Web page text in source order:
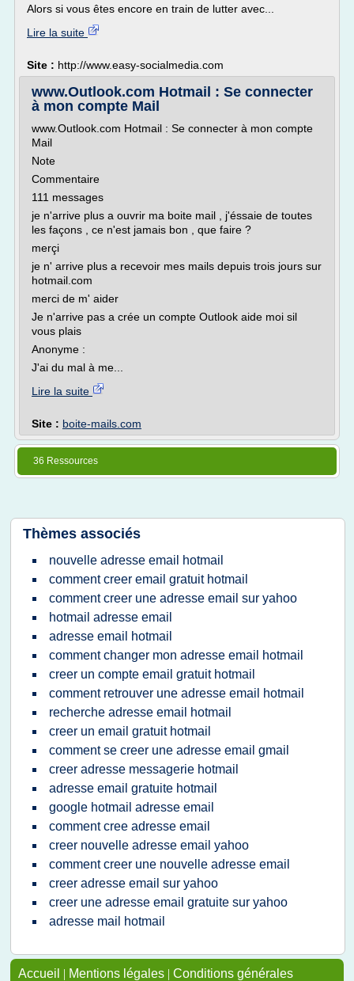
Alors si vous êtes encore en train de lutter avec...
Lire la suite
Site : http://www.easy-socialmedia.com
www.Outlook.com Hotmail : Se connecter
à mon compte Mail
www.Outlook.com Hotmail : Se connecter à mon compte
Mail
Note
Commentaire
111 messages
je n'arrive plus a ouvrir ma boite mail , j'éssaie de toutes
les façons , ce n'est jamais bon , que faire ?
merçi
je n' arrive plus a recevoir mes mails depuis trois jours sur
hotmail.com
merci de m' aider
Je n'arrive pas a crée un compte Outlook aide moi sil
vous plais
Anonyme :
J'ai du mal à me...
Lire la suite
Site : boite-mails.com
36 Ressources
Thèmes associés
nouvelle adresse email hotmail
comment creer email gratuit hotmail
comment creer une adresse email sur yahoo
hotmail adresse email
adresse email hotmail
comment changer mon adresse email hotmail
creer un compte email gratuit hotmail
comment retrouver une adresse email hotmail
recherche adresse email hotmail
creer un email gratuit hotmail
comment se creer une adresse email gmail
creer adresse messagerie hotmail
adresse email gratuite hotmail
google hotmail adresse email
comment cree adresse email
creer nouvelle adresse email yahoo
comment creer une nouvelle adresse email
creer adresse email sur yahoo
creer une adresse email gratuite sur yahoo
adresse mail hotmail
Accueil | Mentions légales | Conditions générales